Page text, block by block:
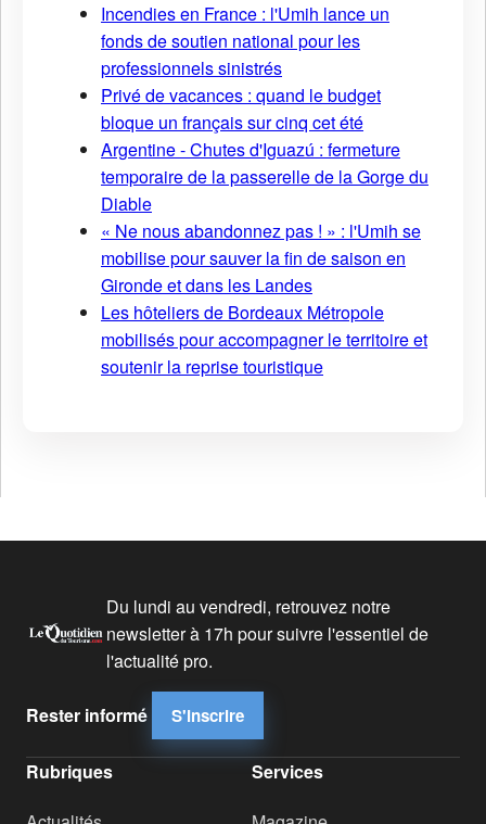
Incendies en France : l'Umih lance un
fonds de soutien national pour les
professionnels sinistrés
Privé de vacances : quand le budget
bloque un français sur cinq cet été
Argentine - Chutes d'Iguazú : fermeture
temporaire de la passerelle de la Gorge du
Diable
« Ne nous abandonnez pas ! » : l'Umih se
mobilise pour sauver la fin de saison en
Gironde et dans les Landes
Les hôteliers de Bordeaux Métropole
mobilisés pour accompagner le territoire et
soutenir la reprise touristique
Du lundi au vendredi, retrouvez notre
newsletter à 17h pour suivre l'essentiel de
l'actualité pro.
Rester informé S'inscrire
Rubriques Services